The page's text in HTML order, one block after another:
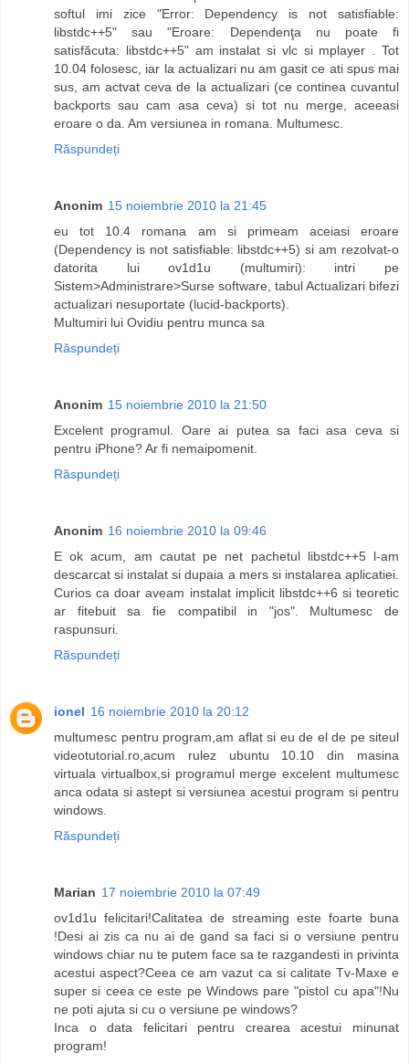
softul imi zice "Error: Dependency is not satisfiable:
libstdc++5" sau "Eroare: Dependenţa nu poate fi
satisfăcuta: libstdc++5" am instalat si vlc si mplayer . Tot
10.04 folosesc, iar la actualizari nu am gasit ce ati spus mai
sus, am actvat ceva de la actualizari (ce continea cuvantul
backports sau cam asa ceva) si tot nu merge, aceeasi
eroare o da. Am versiunea in romana. Multumesc.
Răspundeți
Anonim 15 noiembrie 2010 la 21:45
eu tot 10.4 romana am si primeam aceiasi eroare
(Dependency is not satisfiable: libstdc++5) si am rezolvat-o
datorita lui ov1d1u (multumiri): intri pe
Sistem>Administrare>Surse software, tabul Actualizari bifezi
actualizari nesuportate (lucid-backports).
Multumiri lui Ovidiu pentru munca sa
Răspundeți
Anonim 15 noiembrie 2010 la 21:50
Excelent programul. Oare ai putea sa faci asa ceva si
pentru iPhone? Ar fi nemaipomenit.
Răspundeți
Anonim 16 noiembrie 2010 la 09:46
E ok acum, am cautat pe net pachetul libstdc++5 l-am
descarcat si instalat si dupaia a mers si instalarea aplicatiei.
Curios ca doar aveam instalat implicit libstdc++6 si teoretic
ar fitebuit sa fie compatibil in "jos". Multumesc de
raspunsuri.
Răspundeți
ionel 16 noiembrie 2010 la 20:12
multumesc pentru program,am aflat si eu de el de pe siteul
videotutorial.ro,acum rulez ubuntu 10.10 din masina
virtuala virtualbox,si programul merge excelent multumesc
anca odata si astept si versiunea acestui program si pentru
windows.
Răspundeți
Marian 17 noiembrie 2010 la 07:49
ov1d1u felicitari!Calitatea de streaming este foarte buna
!Desi ai zis ca nu ai de gand sa faci si o versiune pentru
windows chiar nu te putem face sa te razgandesti in privinta
acestui aspect?Ceea ce am vazut ca si calitate Tv-Maxe e
super si ceea ce este pe Windows pare "pistol cu apa"!Nu
ne poti ajuta si cu o versiune pe windows?
Inca o data felicitari pentru crearea acestui minunat
program!